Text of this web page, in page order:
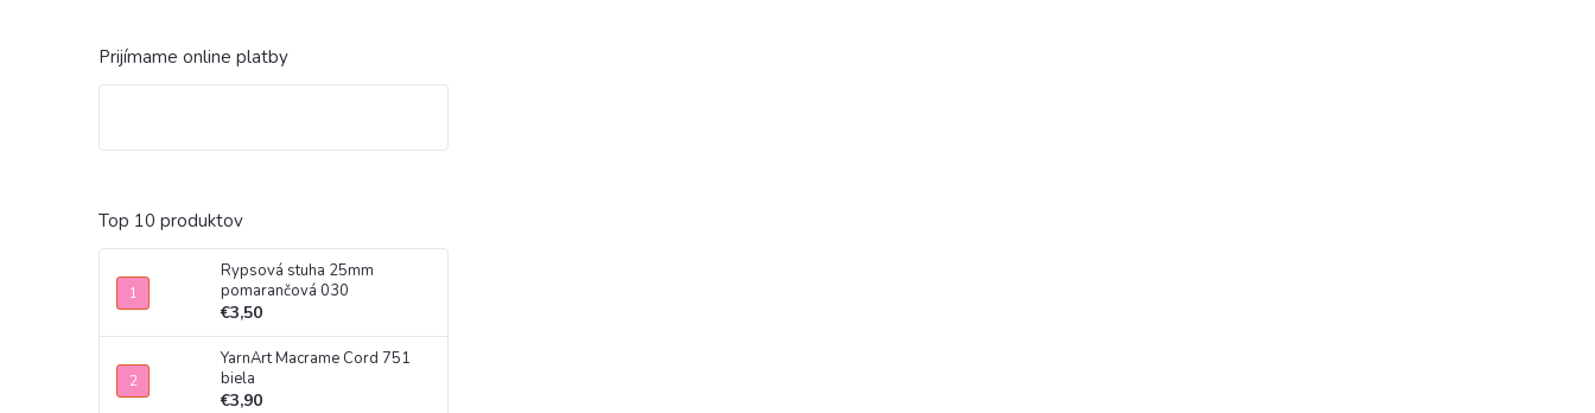
Prijímame online platby
Top 10 produktov
Rypsová stuha 25mm
pomarančová 030
€3,50
YarnArt Macrame Cord 751
biela
€3,90